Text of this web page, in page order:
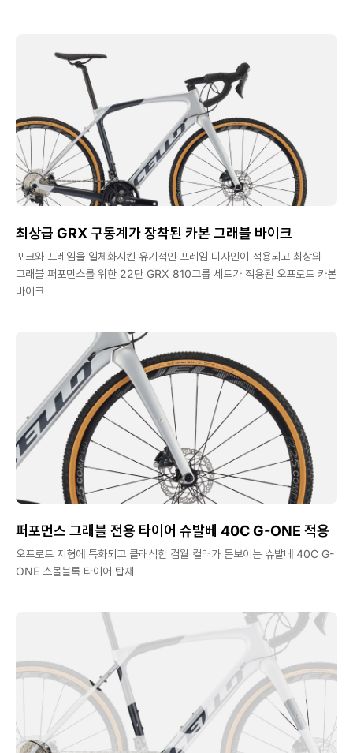
최상급 GRX 구동계가 장착된 카본 그래블 바이크
포크와 프레임을 일체화시킨 유기적인 프레임 디자인이 적용되고 최상의
그래블 퍼포먼스를 위한 22단 GRX 810그룹 세트가 적용된 오프로드 카본
바이크
퍼포먼스 그래블 전용 타이어 슈발베 40C G-ONE 적용
오프로드 지형에 특화되고 클래식한 검월 컬러가 돋보이는 슈발베 40C G-
ONE 스몰블록 타이어 탑재